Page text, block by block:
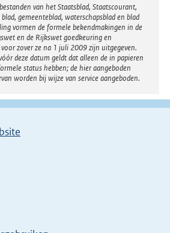
g
van het Staatsblad, Staatscourant,
gemeenteblad, waterschapsblad en blad
vormen de formele bekendmakingen in de
en de Rijkswet goedkeuring en
zover ze na 1 juli 2009 zijn uitgegeven.
deze datum geldt dat alleen de in papieren
status hebben; de hier aangeboden
worden bij wijze van service aangeboden.